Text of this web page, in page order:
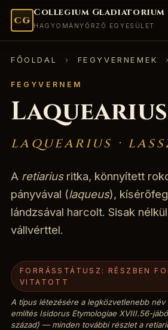
CG
Collegium Gladiatorium
HAGYOMÁNYŐRZŐ EGYESÜLET
Rólunk
Aréna arcai
Bemutatók
Kapcsolat
EN
FŐOLDAL › FEGYVERNEMEK
FEGYVERNEM
Laquearius
laquearius ·
A retiariusritka, könnyített
pányvával (laqueus),
lándzsával harcolt. Sisak
vállvérttel.
FORRÁSSTÁTUSZ: RÉSZBEN
VITATOTT
A típus létezésére a legközvetlenebb
említés Isidorus Etymologiae XVIII.56-
század) — minden további részlet a